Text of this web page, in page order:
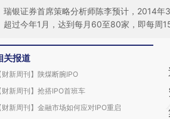
瑞银证券首席策略分析师陈李预计，2014
超过今年1月，达到每月60至80家，即每周
关报道
财新周刊】陕煤断腕IPO
财新周刊】抢搭IPO首班车
财新周刊】金融市场如何应对IPO重启